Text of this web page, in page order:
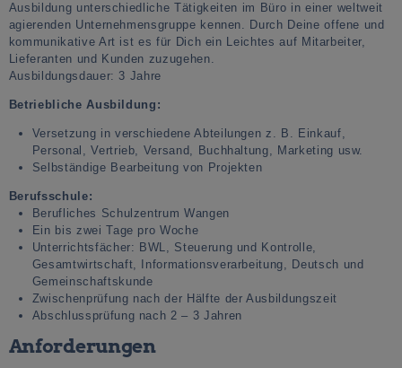
Ausbildung unterschiedliche Tätigkeiten im Büro in einer weltweit
agierenden Unternehmensgruppe kennen. Durch Deine offene und
kommunikative Art ist es für Dich ein Leichtes auf Mitarbeiter,
Lieferanten und Kunden zuzugehen.
Ausbildungsdauer: 3 Jahre
Betriebliche Ausbildung:
Versetzung in verschiedene Abteilungen z. B. Einkauf,
Personal, Vertrieb, Versand, Buchhaltung, Marketing usw.
Selbständige Bearbeitung von Projekten
Berufsschule:
Berufliches Schulzentrum Wangen
Ein bis zwei Tage pro Woche
Unterrichtsfächer: BWL, Steuerung und Kontrolle,
Gesamtwirtschaft, Informationsverarbeitung, Deutsch und
Gemeinschaftskunde
Zwischenprüfung nach der Hälfte der Ausbildungszeit
Abschlussprüfung nach 2 – 3 Jahren
Anforderungen